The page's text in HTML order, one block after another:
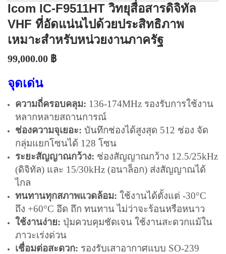
Icom IC-F9511HT วิทยุสื่อสารดิจิทัล
VHF ที่อัดแน่นไปด้วยประสิทธิภาพ
เหมาะสำหรับหน่วยงานภาครัฐ
99,000.00 ฿
จุดเด่น
ความถี่ครอบคลุม: 136-174MHz รองรับการใช้งาน
หลากหลายสถานการณ์
ช่องความจุเยอะ: บันทึกช่องได้สูงสุด 512 ช่อง จัด
กลุ่มแยกโซนได้ 128 โซน
ระยะสัญญาณกว้าง: ช่องสัญญาณกว้าง 12.5/25kHz
(ดิจิทัล) และ 15/30kHz (อนาล็อก) ส่งสัญญาณได้
ไกล
ทนทานทุกสภาพแวดล้อม: ใช้งานได้ตั้งแต่ -30°C
ถึง +60°C อึด ถึก ทนทาน ไม่ว่าจะร้อนหรือหนาว
ใช้งานง่าย: ปุ่มควบคุมชัดเจน ใช้งานสะดวกแม้ใน
ภาวะเร่งด่วน
เชื่อมต่อสะดวก: รองรับเสาอากาศแบบ SO-239